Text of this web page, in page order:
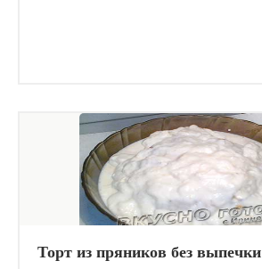
Торт из пряников без выпечки